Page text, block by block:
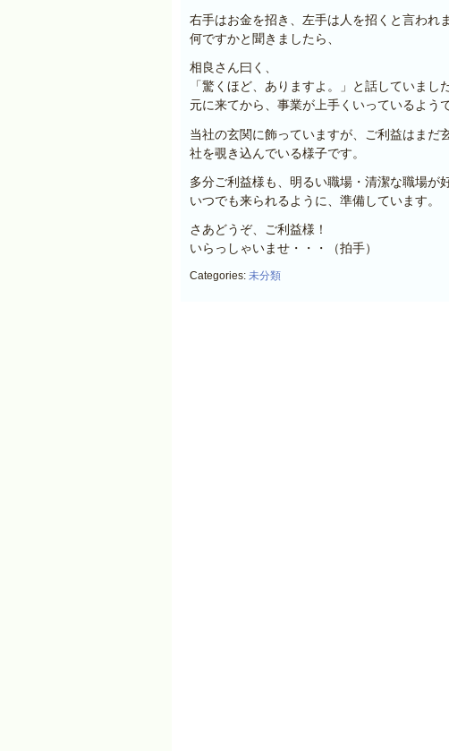
右手はお金を招き、左手は人を招くと言われ
何ですかと聞きましたら、
相良さん曰く、
「驚くほど、ありますよ。」と話していまし
元に来てから、事業が上手くいっているようで
当社の玄関に飾っていますが、ご利益はまだ
社を覗き込んでいる様子です。
多分ご利益様も、明るい職場・清潔な職場が
いつでも来られるように、準備しています。
さあどうぞ、ご利益様！
いらっしゃいませ・・・（拍手）
Categories: 未分類